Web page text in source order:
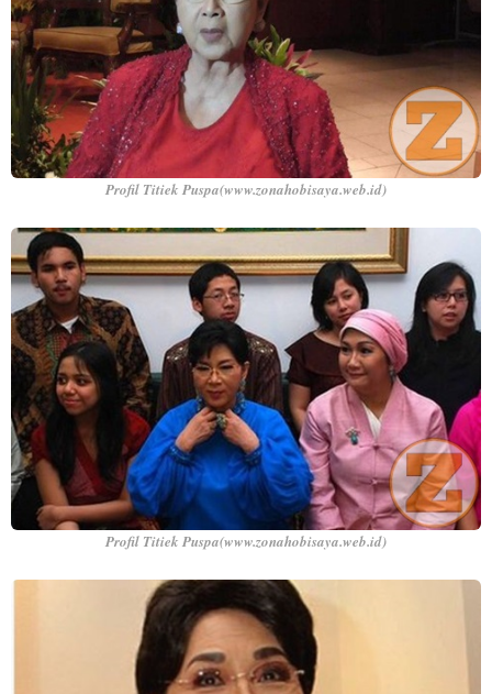
Profil Titiek Puspa(www.zonahobisaya.web.id)
Profil Titiek Puspa(www.zonahobisaya.web.id)